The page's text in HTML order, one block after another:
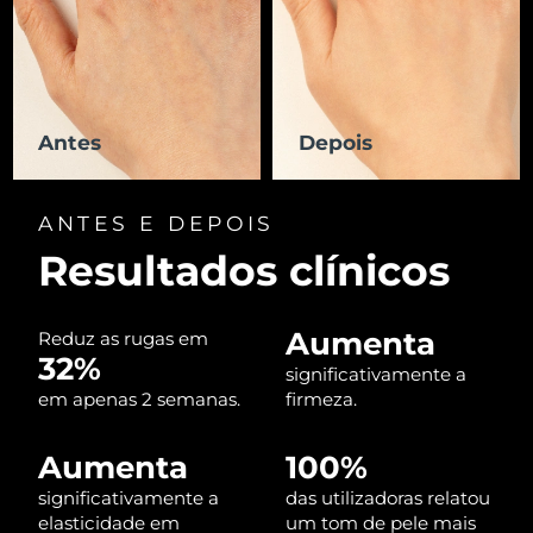
Antes Depois
ANTES E DEPOIS
Resultados clínicos
Reduz as rugas em
32%
em apenas 2 semanas.
Aumenta
significativamente a
firmeza.
Aumenta
significativamente a
elasticidade em
100%
das utilizadoras relatou
um tom de pele mais
Luxemburgo Entrega prevista
Macau, RAE da
China
Entrega prevista
Malásia Entrega prevista
Malta
México Entrega prevista8/14/26
Mônaco
Países Baixos Entrega prevista8/10/26
Noruega Entrega prevista8/10/26